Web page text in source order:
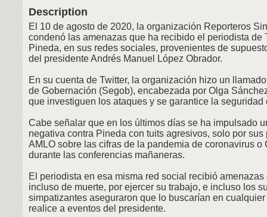
Description
El 10 de agosto de 2020, la organización Reporteros
condenó las amenazas que ha recibido el periodista de
Pineda, en sus redes sociales, provenientes de
del presidente Andrés Manuel López Obrador.
En su cuenta de Twitter, la organización hizo un
de Gobernación (Segob), encabezada por Olga
que investiguen los ataques y se garantice la seguridad
Cabe señalar que en los últimos días se ha impulsado
negativa contra Pineda con tuits agresivos, solo por sus
AMLO sobre las cifras de la pandemia de coronavirus o
durante las conferencias mañaneras.
El periodista en esa misma red social recibió
incluso de muerte, por ejercer su trabajo, e incluso los
simpatizantes aseguraron que lo buscarían en
realice a eventos del presidente.